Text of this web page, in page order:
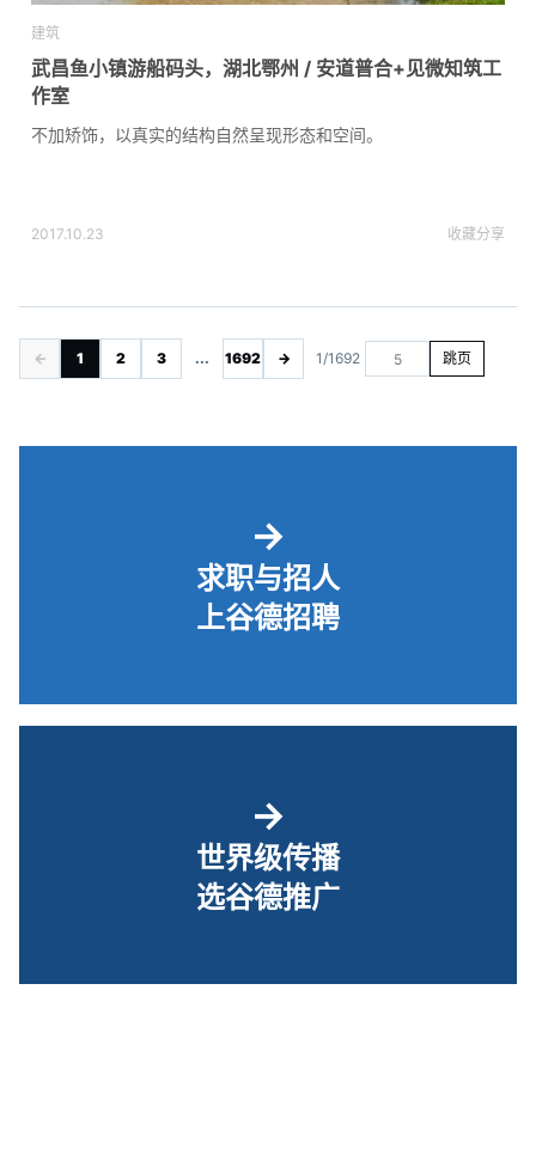
建筑
武昌鱼小镇游船码头，湖北鄂州 / 安道普合+见微知筑工
作室
不加矫饰，以真实的结构自然呈现形态和空间。
2017.10.23 收藏分享
← 1 2 3 ... 1692 → 1/1692 跳页
→
求职与招人
上谷德招聘
→
世界级传播
选谷德推广